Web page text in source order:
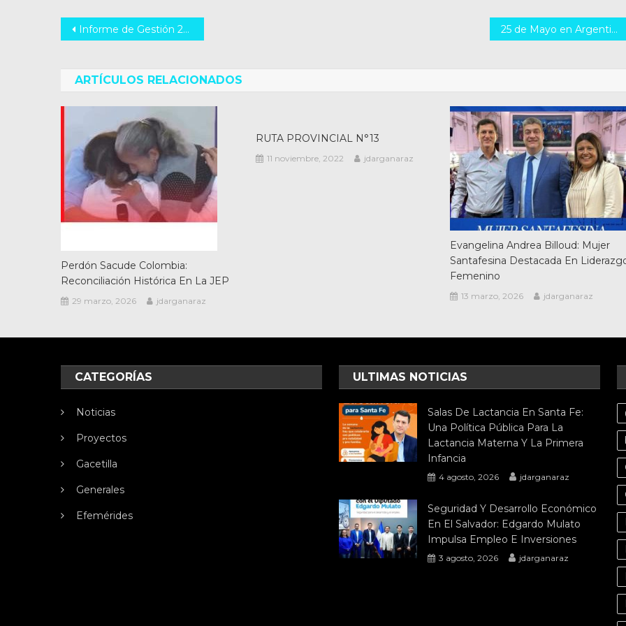
Navegación
entradas
Informe de Gestión 2025: Carlos Vottero refuerza lucha contra la inseguridad en Santa Fe 25 de Mayo en Argentina: Revolución de Mayo, Independencia y Primera Junta
ARTÍCULOS RELACIONADOS
Perdón Sacude Colombia:
Reconciliación Histórica En La JEP
29 marzo, 2026 jdarganaraz
RUTA PROVINCIAL N°13
11 noviembre, 2022 jdarganaraz
Evangelina Andrea Billoud: Mujer
Santafesina Destacada En
Femenino
13 marzo, 2026 jdarganaraz
CATEGORÍAS
Noticias
Proyectos
Gacetilla
Generales
Efemérides
ULTIMAS NOTICIAS
Salas De Lactancia En Santa Fe:
Una Política Pública Para La
Lactancia Materna Y La Primera
Infancia
4 agosto, 2026 jdarganaraz
Seguridad Y Desarrollo Económico
En El Salvador: Edgardo Mulato
Impulsa Empleo E Inversiones
3 agosto, 2026 jdarganaraz